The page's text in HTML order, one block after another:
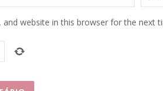
and website in this browser for the next